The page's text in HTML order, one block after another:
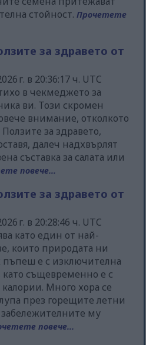
стойност.Прочетете
за здравето от
г. в 20:36:17 ч. UTC
в чекмеджето за
ви. Този скромен
внимание, отколкото
за здравето,
далеч надхвърлят
съставка за салата или
повече...
за здравето от
г. в 20:28:46 ч. UTC
като един от най-
които природата ни
пъпеш е с изключителна
като същевременно е с
Много хора се
през горещите летни
му
повече...